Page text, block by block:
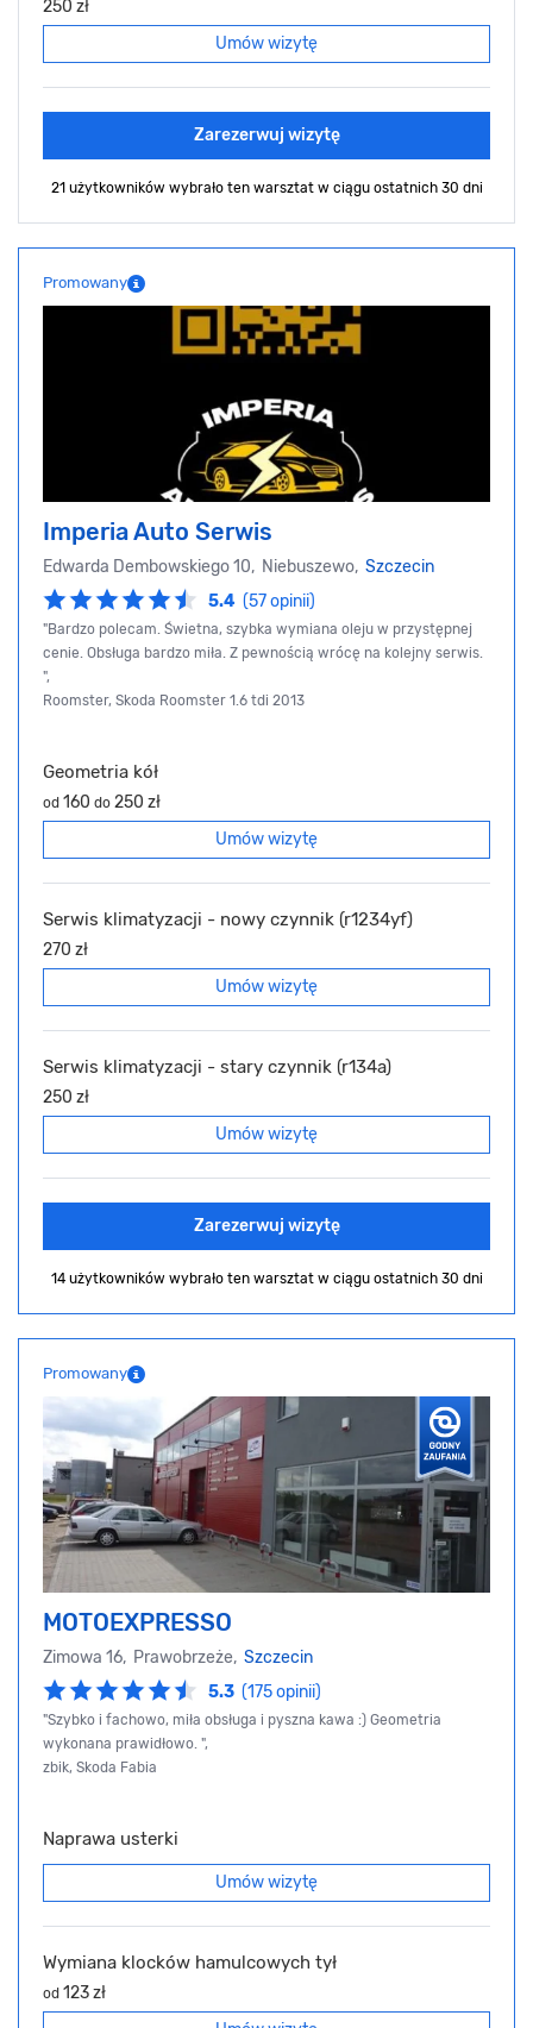
250 zł
Umów wizytę
Zarezerwuj wizytę
21 użytkowników wybrało ten warsztat w ciągu ostatnich 30 dni
Promowany
Imperia Auto Serwis
Edwarda Dembowskiego 10, Niebuszewo, Szczecin
5.4 (57 opinii)
"Bardzo polecam. Świetna, szybka wymiana oleju w przystępnej
cenie. Obsługa bardzo miła. Z pewnością wrócę na kolejny serwis.
",
Roomster, Skoda Roomster 1.6 tdi 2013
Geometria kół
od 160 do 250 zł
Umów wizytę
Serwis klimatyzacji - nowy czynnik (r1234yf)
270 zł
Umów wizytę
Serwis klimatyzacji - stary czynnik (r134a)
250 zł
Umów wizytę
Zarezerwuj wizytę
14 użytkowników wybrało ten warsztat w ciągu ostatnich 30 dni
Promowany
MOTOEXPRESSO
Zimowa 16, Prawobrzeże, Szczecin
5.3 (175 opinii)
"Szybko i fachowo, miła obsługa i pyszna kawa :) Geometria
wykonana prawidłowo. ",
zbik, Skoda Fabia
Naprawa usterki
Umów wizytę
Wymiana klocków hamulcowych tył
od 123 zł